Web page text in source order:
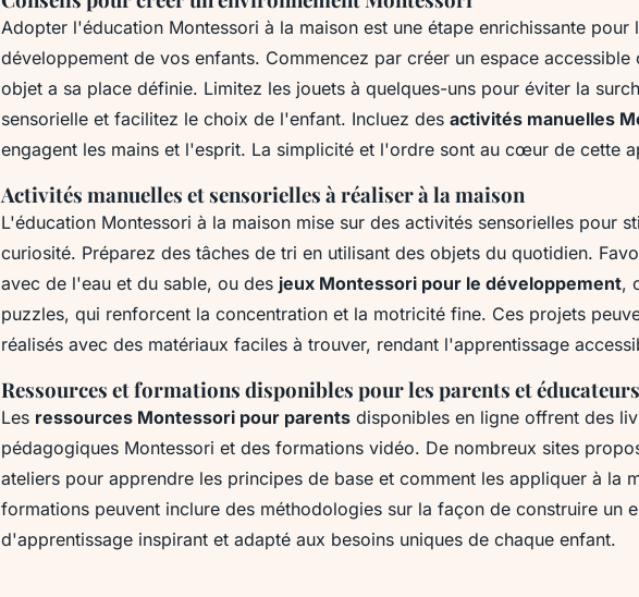
Adopter l'éducation Montessori à la maison est une étape enrichissante pour
développement de vos enfants. Commencez par créer un espace accessible
objet a sa place définie. Limitez les jouets à quelques-uns pour éviter la
sensorielle et facilitez le choix de l'enfant. Incluez des activités manuelles
engagent les mains et l'esprit. La simplicité et l'ordre sont au cœur de cette
Activités manuelles et sensorielles à réaliser à la maison
L'éducation Montessori à la maison mise sur des activités sensorielles pour
curiosité. Préparez des tâches de tri en utilisant des objets du quotidien.
avec de l'eau et du sable, ou des jeux Montessori pour le développement,
puzzles, qui renforcent la concentration et la motricité fine. Ces projets
réalisés avec des matériaux faciles à trouver, rendant l'apprentissage
Ressources et formations disponibles pour les parents et éducateurs
Les ressources Montessori pour parents disponibles en ligne offrent des
pédagogiques Montessori et des formations vidéo. De nombreux sites
ateliers pour apprendre les principes de base et comment les appliquer à la
formations peuvent inclure des méthodologies sur la façon de construire un
d'apprentissage inspirant et adapté aux besoins uniques de chaque enfant.